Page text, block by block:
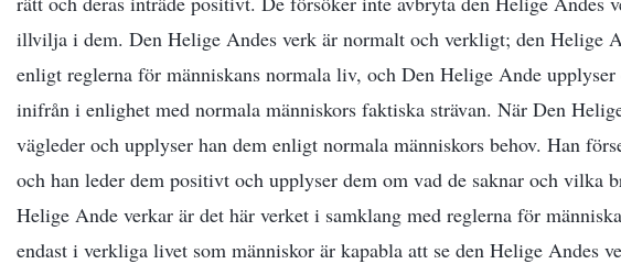
illvilja i dem. Den Helige Andes verk är normalt och verkligt; den Helige
enligt reglerna för människans normala liv, och Den Helige Ande
inifrån i enlighet med normala människors faktiska strävan. När Den
vägleder och upplyser han dem enligt normala människors behov. Han
och han leder dem positivt och upplyser dem om vad de saknar och vilka
Helige Ande verkar är det här verket i samklang med reglerna för
endast i verkliga livet som människor är kapabla att se den Helige Andes